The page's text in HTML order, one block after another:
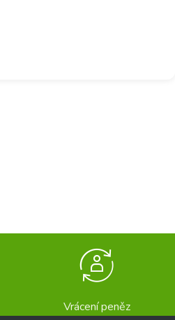
Vrácení peněz